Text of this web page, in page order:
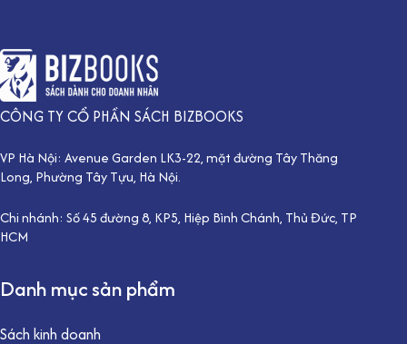
CÔNG TY CỔ PHẦN SÁCH BIZBOOKS
VP Hà Nội: Avenue Garden LK3-22, mặt đường Tây Thăng
Long, Phường Tây Tựu, Hà Nội.
Chi nhánh: Số 45 đường 8, KP5, Hiệp Bình Chánh, Thủ Đức, TP
HCM
Danh mục sản phẩm
Sách kinh doanh